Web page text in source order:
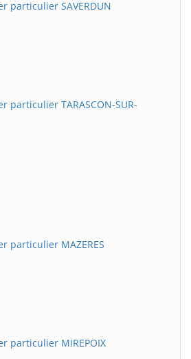
particulier SAVERDUN
particulier TARASCON-SUR-
particulier MAZERES
particulier MIREPOIX